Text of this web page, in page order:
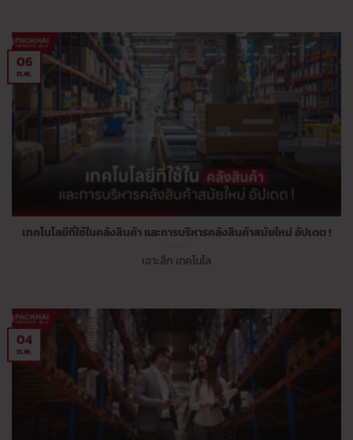
เทคโนโลยีที่ใช้ในคลังสินค้า และการบริหารคลังสินค้าสมัยใหม่ อัปเดต !
เจาะลึก เทคโนโล
06
ก.พ.
04
ก.พ.